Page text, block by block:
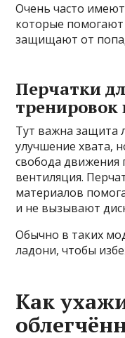
Очень часто
которые
защищают от
Перчатки
тренировок
Тут важна защита
улучшение хвата,
свобода движения
вентиляция.
материалов
и не вызывают
Обычно в таких
ладони, чтобы
Как